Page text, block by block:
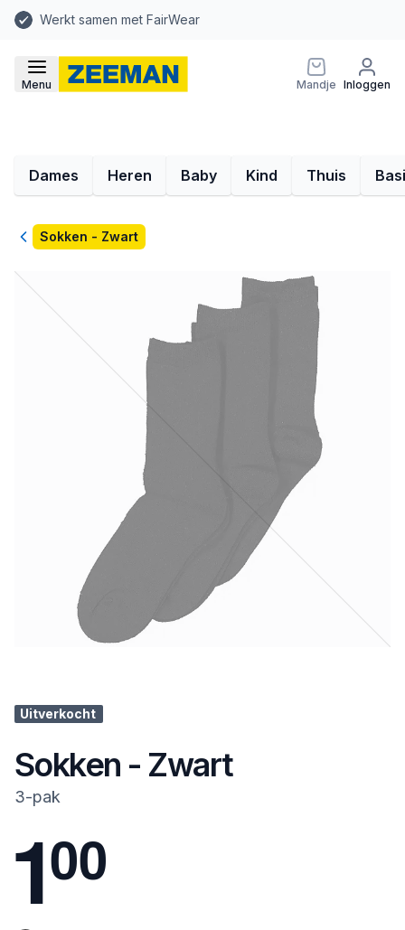
Werkt samen met FairWear
Menu Mandje Inloggen
Dames Heren Baby Kind Thuis
TerugSokken - Zwart
Uitverkocht
Sokken - Zwart
3-pak
100